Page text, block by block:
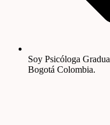
Soy Psicóloga
Bogotá Colombia.